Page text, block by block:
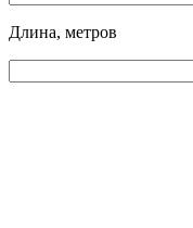
Длина, метров